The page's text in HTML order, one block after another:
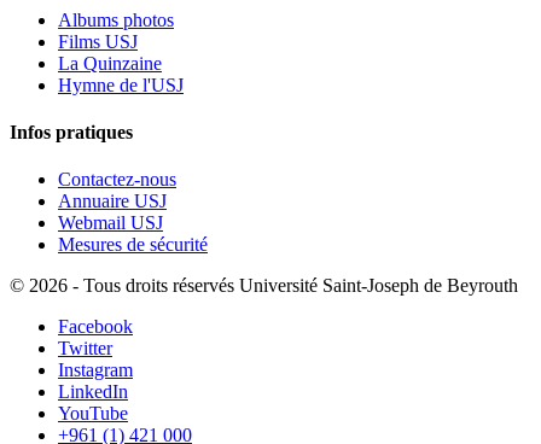
Albums photos
Films USJ
La Quinzaine
Hymne de l'USJ
Infos pratiques
Contactez-nous
Annuaire USJ
Webmail USJ
Mesures de sécurité
© 2026 - Tous droits réservés Université Saint-Joseph de Beyrouth
Facebook
Twitter
Instagram
LinkedIn
YouTube
+961 (1) 421 000